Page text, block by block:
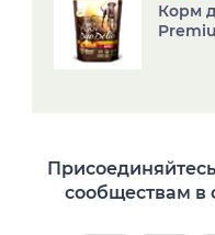
Корм
сообществам в